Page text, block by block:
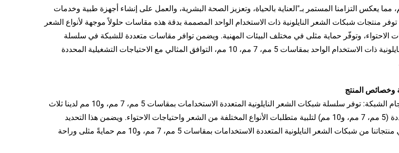
7 مم، 10 مم، مما يعكس التزامنا المستمر بـ"العناية بالحياة، وتعزيز الصحة البشرية، والعمل على إنشاء أجهزة طبية وخدمات
منتجات شبكات الشعر النايلونية ذات الاستخدام الواحد المصممة بدقة هذه مقاسات حلولاً موجهة لأنواع الشعر
الاحتواء، وتوفّر حماية مثلى في مختلف البيئات المهنية. ويضمن توافر مقاسات متعددة للشبكة في سلسلة
شبكات الشعر النايلونية ذات الاستخدام الواحد بمقاسات 5 مم، 7 مم، 10 مم، التوافق المثالي مع الاحتياجات التشغيلية المحددة
وخصائص المنتج
• تحديد دقيق لأحجام الشبكة: توفر سلسلة شبكات الشعر النايلونية المتعددة الاستخدامات بمقاسات 5 مم، 7 مم، و10 مم لدينا ثلاث
أحجام شبكة محددة (5 مم، 7 مم، و10 مم) لتلبية متطلبات الأنواع المختلفة من الشعر واحتياجات الاحتواء. ويضمن هذا التحديد
الدقيق للحجم في منتجاتنا من شبكات الشعر النايلونية المتعددة الاستخدامات بمقاسات 5 مم، 7 مم، و10 مم حمايةً مثلى وراحة